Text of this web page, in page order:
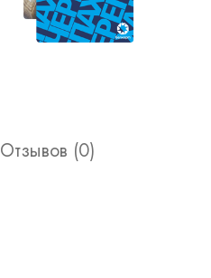
Отзывов (0)